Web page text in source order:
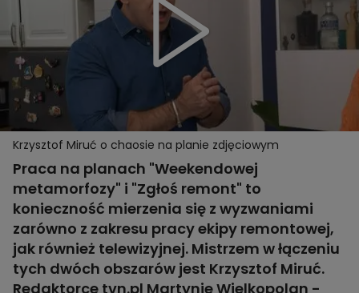
Krzysztof Miruć o chaosie na planie zdjęciowym
Praca na planach "Weekendowej
metamorfozy" i "Zgłoś remont" to
konieczność mierzenia się z wyzwaniami
zarówno z zakresu pracy ekipy remontowej,
jak również telewizyjnej. Mistrzem w łączeniu
tych dwóch obszarów jest Krzysztof Miruć.
Redaktorce tvn.pl Martynie Wielkopolan -